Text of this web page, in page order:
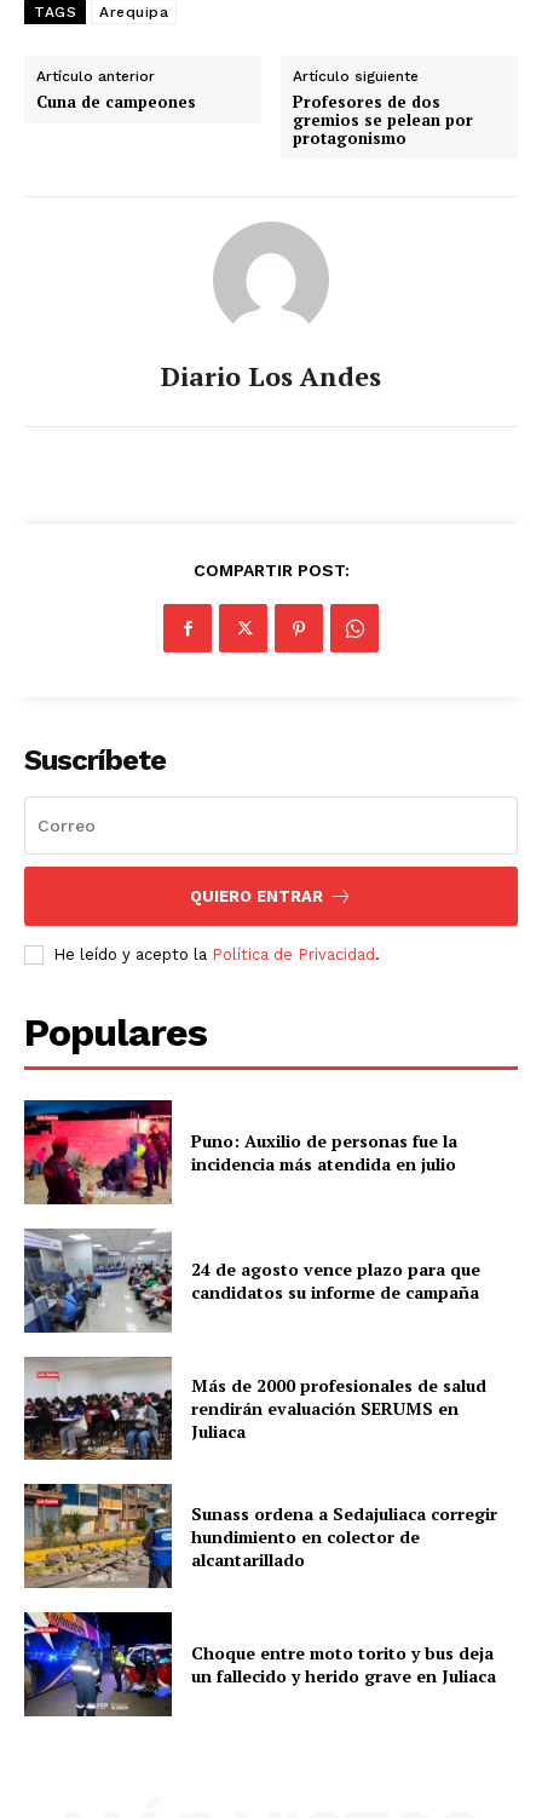
TAGS Arequipa
Artículo anterior
Cuna de campeones
Artículo siguiente
Profesores de dos
gremios se pelean por
protagonismo
Diario Los Andes
COMPARTIR POST:
Suscríbete
QUIERO ENTRAR
He leído y acepto la Política de Privacidad .
Populares
Puno: Auxilio de personas fue la
incidencia más atendida en julio
24 de agosto vence plazo para que
candidatos su informe de campaña
Más de 2000 profesionales de salud
rendirán evaluación SERUMS en
Juliaca
Sunass ordena a Sedajuliaca corregir
hundimiento en colector de
alcantarillado
Choque entre moto torito y bus deja
un fallecido y herido grave en Juliaca